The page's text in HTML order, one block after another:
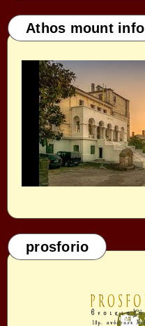
Athos mount info
prosforio